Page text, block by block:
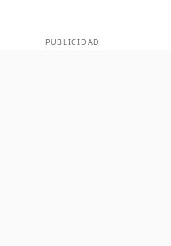
PUBLICIDAD